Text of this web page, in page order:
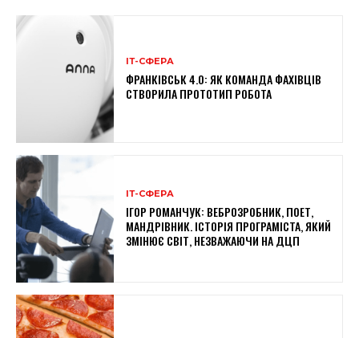
ІТ-СФЕРА
ФРАНКІВСЬК 4.0: ЯК КОМАНДА ФАХІВЦІВ
СТВОРИЛА ПРОТОТИП РОБОТА
ІТ-СФЕРА
ІГОР РОМАНЧУК: ВЕБРОЗРОБНИК, ПОЕТ,
МАНДРІВНИК. ІСТОРІЯ ПРОГРАМІСТА, ЯКИЙ
ЗМІНЮЄ СВІТ, НЕЗВАЖАЮЧИ НА ДЦП